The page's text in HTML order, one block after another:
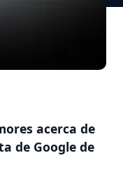
acerca de
de Google de